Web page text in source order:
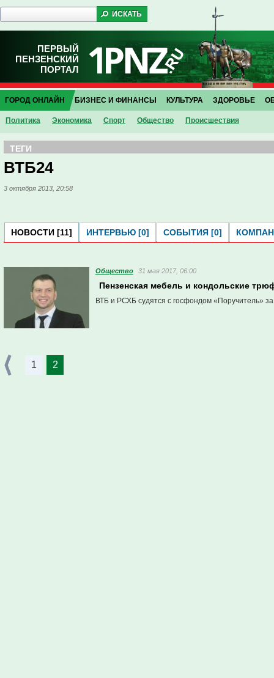
ПЕРВЫЙ
ПЕНЗЕНСКИЙ
ПОРТАЛ
ГОРОД ОНЛАЙН
Политика Экономика Спорт Общество Проиcшествия
БИЗНЕС И ФИНАНСЫ КУЛЬТУРА ЗДОРОВЬЕ
ТЕГИ
ВТБ24
3 октября 2013, 20:58
НОВОСТИ [11] ИНТЕРВЬЮ [0] СОБЫТИЯ [0]
Общество 31 мая 2017, 06:00
Пензенская мебель и кондольские
ВТБ и РСХБ судятся с госфондом «Поручитель»
1 2